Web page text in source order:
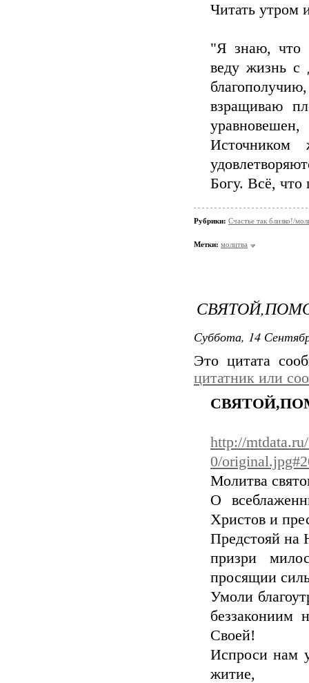
Читать утром
"Я знаю, что
веду жизнь с
взращиваю
Источником
Богу. Всё,
Рубрики: Счастье так близко!/
Метки: молитва
Суббота, 14
Это цитата
цитатник или
http://
0/
Молитва
О
Христов и
Предстояй на
призри
просящии
Умоли
Своей!
Испроси нам
житие,